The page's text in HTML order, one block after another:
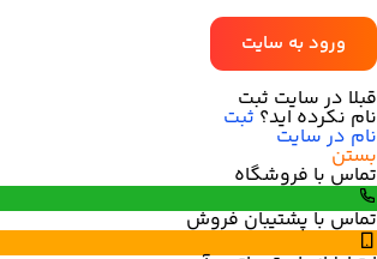
قبلا در سایت ثبت
نام نکرده اید؟ ثبت
نام در سایت
بستن
تماس با فروشگاه
تماس با پشتیبان فروش